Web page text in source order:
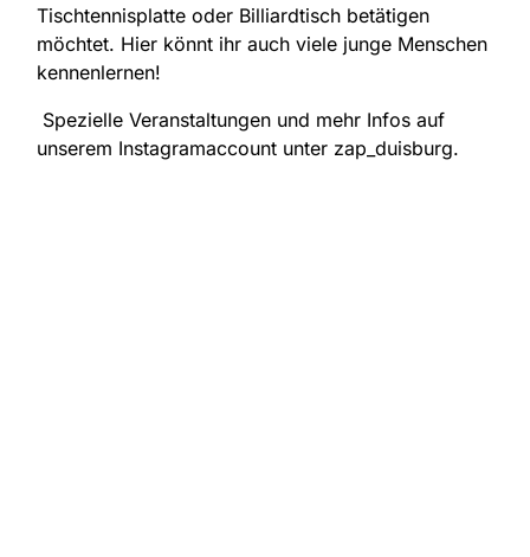
Tischtennisplatte oder Billiardtisch betätigen
möchtet. Hier könnt ihr auch viele junge Menschen
kennenlernen!
Spezielle Veranstaltungen und mehr Infos auf
unserem Instagramaccount unter zap_duisburg.